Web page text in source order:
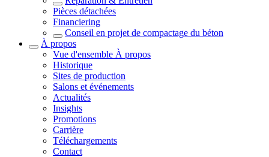
Pièces détachées
Financiering
Conseil en projet de compactage du béton
À propos
Vue d'ensemble À propos
Historique
Sites de production
Salons et événements
Actualités
Insights
Promotions
Carrière
Téléchargements
Contact